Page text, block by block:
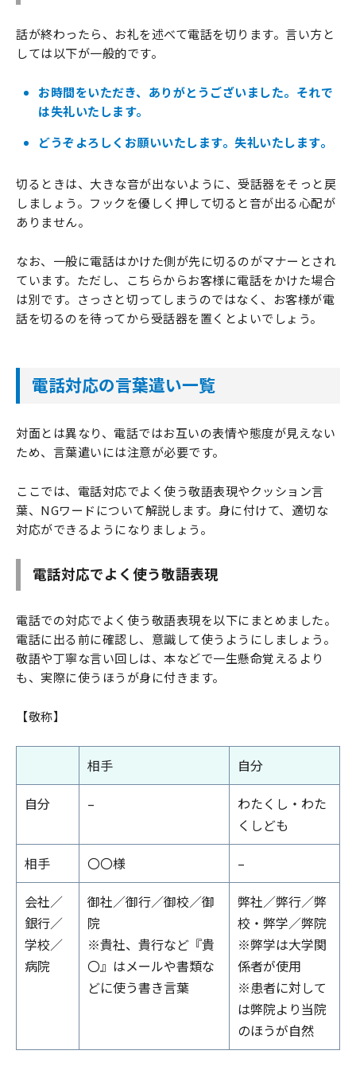
話が終わったら、お礼を述べて電話を切ります。言い方と
しては以下が一般的です。
お時間をいただき、ありがとうございました。それで
は失礼いたします。
どうぞよろしくお願いいたします。失礼いたします。
切るときは、大きな音が出ないように、受話器をそっと戻
しましょう。フックを優しく押して切ると音が出る心配が
ありません。
なお、一般に電話はかけた側が先に切るのがマナーとされ
ています。ただし、こちらからお客様に電話をかけた場合
は別です。さっさと切ってしまうのではなく、お客様が電
話を切るのを待ってから受話器を置くとよいでしょう。
電話対応の言葉遣い一覧
対面とは異なり、電話ではお互いの表情や態度が見えない
ため、言葉遣いには注意が必要です。
ここでは、電話対応でよく使う敬語表現やクッション言
葉、NGワードについて解説します。身に付けて、適切な
対応ができるようになりましょう。
電話対応でよく使う敬語表現
電話での対応でよく使う敬語表現を以下にまとめました。
電話に出る前に確認し、意識して使うようにしましょう。
敬語や丁寧な言い回しは、本などで一生懸命覚えるより
も、実際に使うほうが身に付きます。
【敬称】
相手
自分
自分
–
わたくし・わた
くしども
相手
〇〇様
–
会社／
銀行／
学校／
病院
御社／御行／御校／御
院
※貴社、貴行など『貴
〇』はメールや書類な
どに使う書き言葉
弊社／弊行／弊
校・弊学／弊院
※弊学は大学関
係者が使用
※患者に対して
は弊院より当院
のほうが自然